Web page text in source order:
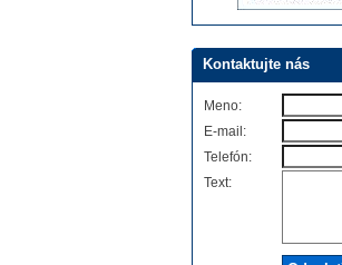
Kontaktujte nás
Meno:
E-mail:
Telefón:
Text: